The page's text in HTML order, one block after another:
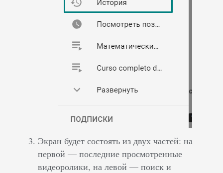
Экран будет состоять из двух частей: на
первой — последние просмотренные
видеоролики, на левой — поиск и